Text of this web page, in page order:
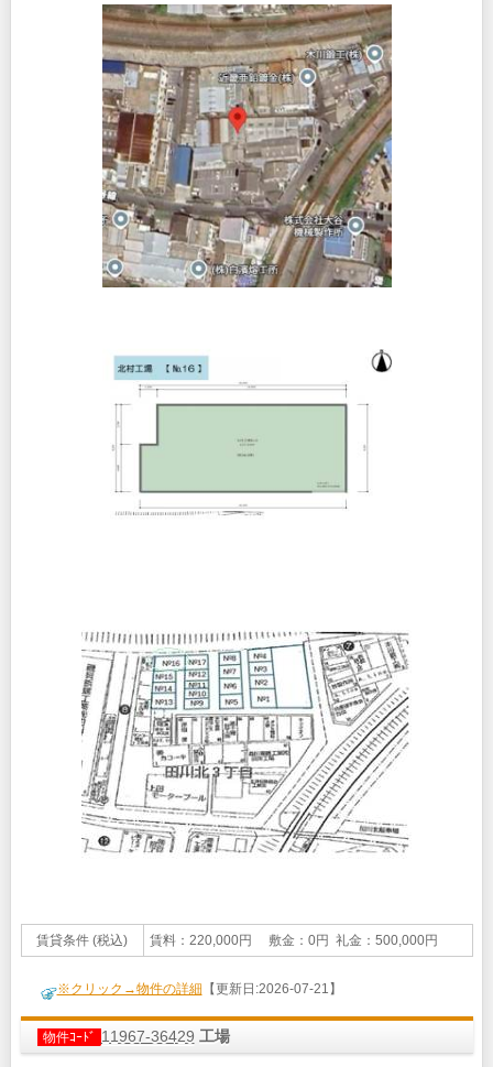
賃貸条件 (税込) 賃料：220,000円 敷金：0円 礼金：500,000円
※クリック→物件の詳細 【更新日:2026-07-21】
物件ｺｰﾄﾞ 11967-36429 工場